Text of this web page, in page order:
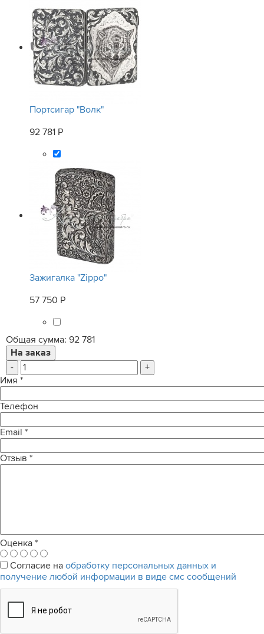
Портсигар "Волк"
92 781 Р
Зажигалка "Zippo"
57 750 Р
Общая сумма: 92 781
-
+
Имя *
Телефон
Email *
Отзыв *
Оценка *
Согласие на обработку персональных данных и
получение любой информации в виде смс сообщений